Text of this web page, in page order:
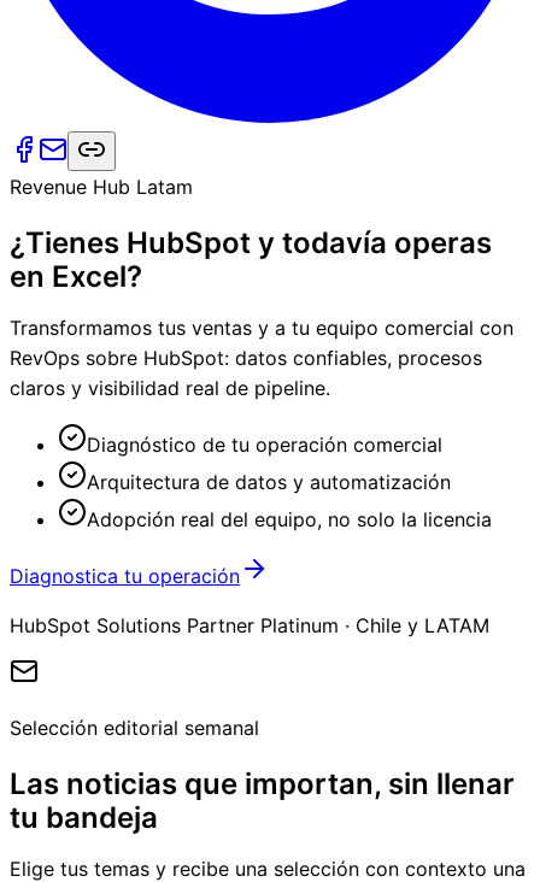
Revenue Hub Latam
¿Tienes HubSpot y todavía operas
en Excel?
Transformamos tus ventas y a tu equipo comercial con
RevOps sobre HubSpot: datos confiables, procesos
claros y visibilidad real de pipeline.
Diagnóstico de tu operación comercial
Arquitectura de datos y automatización
Adopción real del equipo, no solo la licencia
Diagnostica tu operación
HubSpot Solutions Partner Platinum · Chile y LATAM
Selección editorial semanal
Las noticias que importan, sin llenar
tu bandeja
Elige tus temas y recibe una selección con contexto una